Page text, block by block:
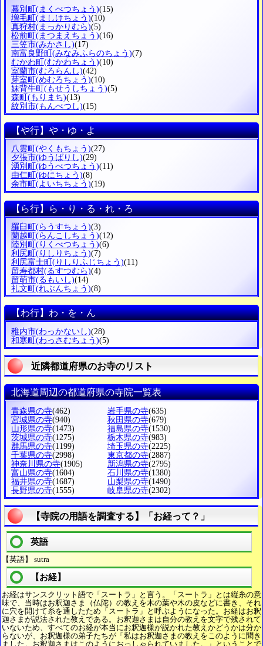
幕別町(まくべつちょう)(15)
増毛町(ましけちょう)(10)
真狩村(まっかりむら)(5)
松前町(まつまえちょう)(16)
三笠市(みかさし)(17)
南富良野町(みなみふらのちょう)(7)
むかわ町(むかわちょう)(10)
室蘭市(むろらんし)(42)
芽室町(めむろちょう)(10)
妹背牛町(もせうしちょう)(5)
森町(もりまち)(13)
紋別市(もんべつし)(15)
【や行】や・ゆ・よ
八雲町 (やくもちょう)(27)
夕張市(ゆうばりし)(29)
湧別町 (ゆうべつちょう)(11)
由仁町 (ゆにちょう)(8)
余市町 (よいちちょう)(19)
【ら行】ら・り・る・れ・ろ
羅臼町 (らうすちょう)(3)
蘭越町 (らんこしちょう)(12)
陸別町 (りくべつちょう)(6)
利尻町 (りしりちょう)(7)
利尻富士町 (りしりふじちょう)(11)
留寿都村(るすつむら)(4)
留萌市(るもいし)(14)
礼文町 (れぶんちょう)(8)
【わ行】わ・を・ん
稚内市(わっかないし)(28)
和寒町 (わっさむちょう)(5)
近隣都道府県のお寺のリスト
北海道周辺の都道府県の寺院一覧表
青森県の寺(462) 岩手県の寺(635)
宮城県の寺(940) 秋田県の寺(679)
山形県の寺(1473) 福島県の寺(1530)
茨城県の寺(1275) 栃木県の寺(983)
群馬県の寺(1199) 埼玉県の寺(2225)
千葉県の寺(2998) 東京都の寺(2887)
神奈川県の寺(1905) 新潟県の寺(2795)
富山県の寺(1604) 石川県の寺(1380)
福井県の寺(1687) 山梨県の寺(1490)
長野県の寺(1555) 岐阜県の寺(2302)
【寺院の用語を調査する】「お経って？」
英語
【英語】 sutra
【お経】
お経はサンスクリット語で「スートラ」と言う。「スートラ」とは縦糸の意
味で、当時はお釈迦さま（仏陀）の教えを木の葉や木の皮などに書き、それ
に穴を開けて糸を通したため「スートラ」と呼ぶようになった。お経はお釈
迦さまが説法された教えである。お釈迦さまは自分の教えを文字で残されて
いないため、すべてのお経が本当にお釈迦様が説かれた教えかどうかは分か
らないが、お釈迦様の弟子たちが「私はお釈迦さまの教えをこのように聞き
ました。お釈迦さまはこのようにおっしゃられていました。」ということで